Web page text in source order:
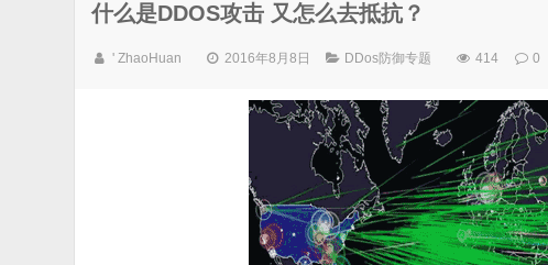
什么是DDOS攻击 又怎么去抵抗？
' ZhaoHuan 2016年8月8日 DDos防御专题 414 0